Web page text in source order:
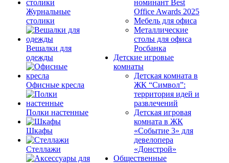
Журнальные
столики
Вешалки для
одежды
Офисные кресла
Полки настенные
Шкафы
Стеллажи
номинант Best
Office Awards 2025
Мебель для офиса
Металлические
столы для офиса
Росбанка
Детские игровые
комнаты
Детская комната в
ЖК “Символ”:
территория идей и
развлечений
Детская игровая
комната в ЖК
«Событие 3» для
девелопера
«Донстрой»
Общественные